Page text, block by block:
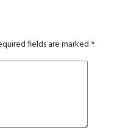
fields are marked *